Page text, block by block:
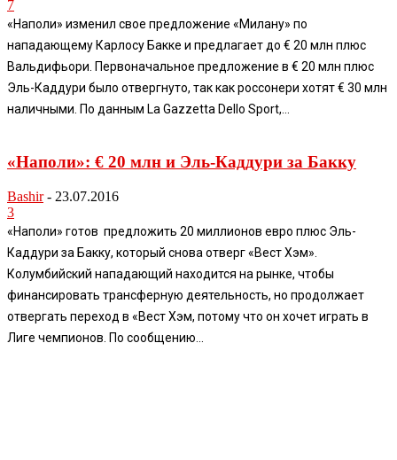
7
«Наполи» изменил свое предложение «Милану» по
нападающему Карлосу Бакке и предлагает до € 20 млн плюс
Вальдифьори. Первоначальное предложение в € 20 млн плюс
Эль-Каддури было отвергнуто, так как россонери хотят € 30 млн
наличными. По данным La Gazzetta Dello Sport,...
«Наполи»: € 20 млн и Эль-Каддури за Бакку
Bashir - 23.07.2016
3
«Наполи» готов предложить 20 миллионов евро плюс Эль-
Каддури за Бакку, который снова отверг «Вест Хэм».
Колумбийский нападающий находится на рынке, чтобы
финансировать трансферную деятельность, но продолжает
отвергать переход в «Вест Хэм, потому что он хочет играть в
Лиге чемпионов. По сообщению...